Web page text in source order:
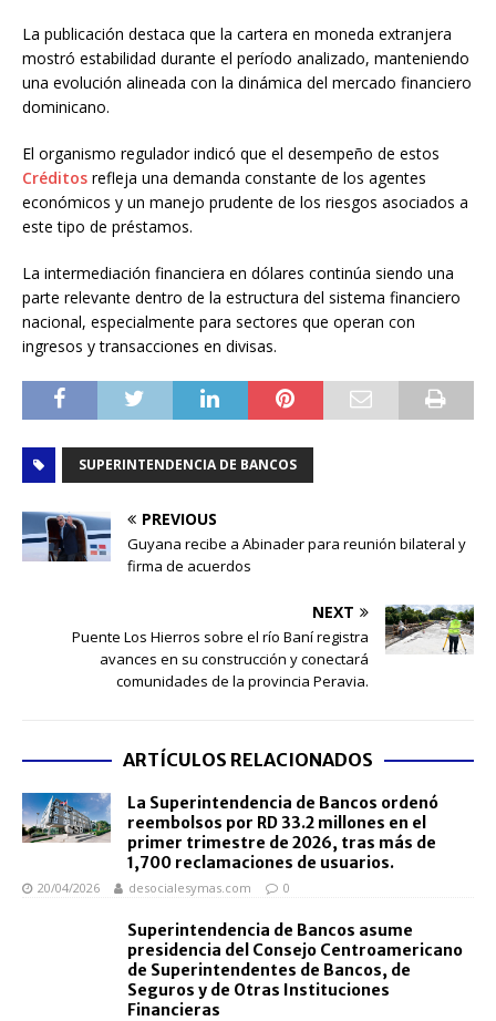
La publicación destaca que la cartera en moneda extranjera
mostró estabilidad durante el período analizado, manteniendo
una evolución alineada con la dinámica del mercado financiero
dominicano.
El organismo regulador indicó que el desempeño de estos
Créditos refleja una demanda constante de los agentes
económicos y un manejo prudente de los riesgos asociados a
este tipo de préstamos.
La intermediación financiera en dólares continúa siendo una
parte relevante dentro de la estructura del sistema financiero
nacional, especialmente para sectores que operan con
ingresos y transacciones en divisas.
SUPERINTENDENCIA DE BANCOS
PREVIOUS
Guyana recibe a Abinader para reunión bilateral y
firma de acuerdos
NEXT
Puente Los Hierros sobre el río Baní registra
avances en su construcción y conectará
comunidades de la provincia Peravia.
ARTÍCULOS RELACIONADOS
La Superintendencia de Bancos ordenó
reembolsos por RD 33.2 millones en el
primer trimestre de 2026, tras más de
1,700 reclamaciones de usuarios.
20/04/2026 desocialesymas.com 0
Superintendencia de Bancos asume
presidencia del Consejo Centroamericano
de Superintendentes de Bancos, de
Seguros y de Otras Instituciones
Financieras